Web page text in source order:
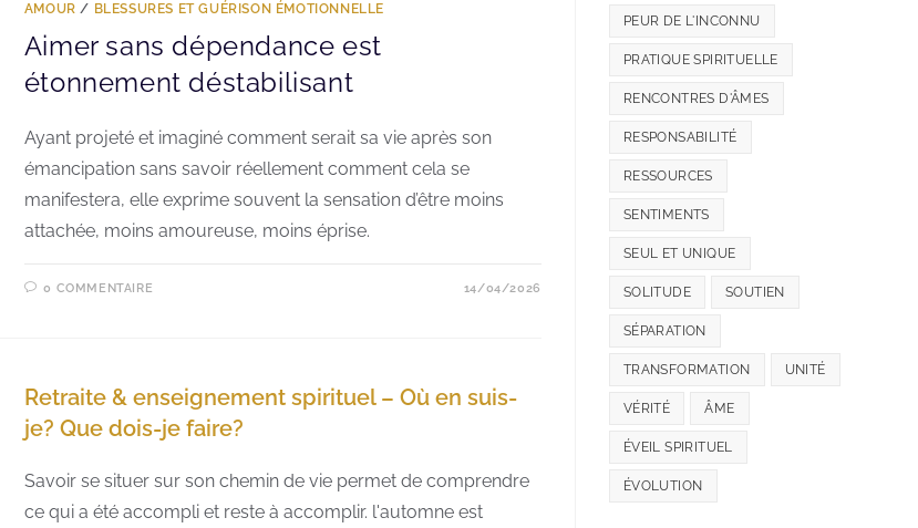
AMOUR / BLESSURES ET GUÉRISON ÉMOTIONNELLE
Aimer sans dépendance est
étonnement déstabilisant
Ayant projeté et imaginé comment serait sa vie après son
émancipation sans savoir réellement comment cela se
manifestera, elle exprime souvent la sensation d’être moins
attachée, moins amoureuse, moins éprise.
0 COMMENTAIRE 14/04/2026
Retraite & enseignement spirituel – Où en suis-
je? Que dois-je faire?
Savoir se situer sur son chemin de vie permet de comprendre
ce qui a été accompli et reste à accomplir. l'automne est
PEUR DE L'INCONNU
PRATIQUE SPIRITUELLE
RENCONTRES D'ÂMES
RESPONSABILITÉ
RESSOURCES
SENTIMENTS
SEUL ET UNIQUE
SOLITUDE SOUTIEN
SÉPARATION
TRANSFORMATION UNITÉ
VÉRITÉ ÂME
ÉVEIL SPIRITUEL
ÉVOLUTION